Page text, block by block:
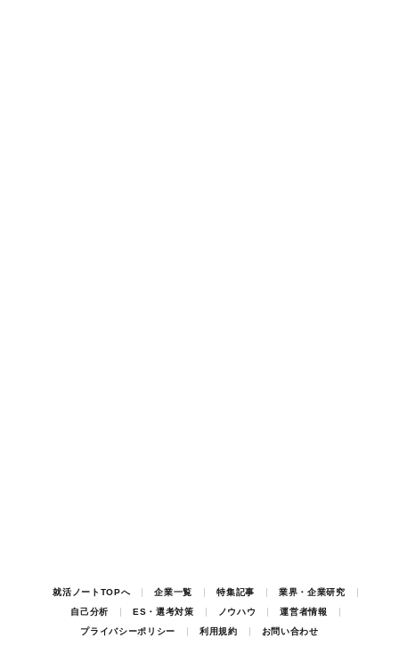
就活ノートTOPへ 企業一覧 特集記事
業界・企業研究
自己分析
ES・選考対策 ノウハウ
運営者情報
プライバシーポリシー
利用規約 お問い合わせ